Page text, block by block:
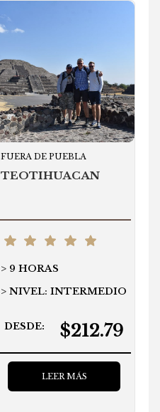
FUERA DE PUEBLA
TEOTIHUACAN
9 HORAS
NIVEL: INTERMEDIO
DESDE: $212.79
LEER MÁS